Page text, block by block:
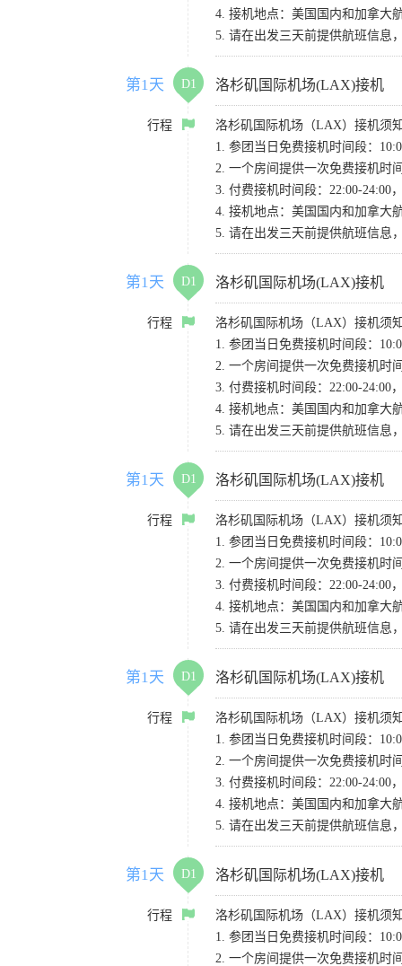
4. 接机地点：美国国内和加拿大
5. 请在出发三天前提供航班信息
第1天 D1 洛杉矶国际机场(LAX)接机
行程
洛杉矶国际机场（LAX）接机须
1. 参团当日免费接机时间段：
2. 一个房间提供一次免费接机时
3. 付费接机时间段：22:00-24:00
4. 接机地点：美国国内和加拿大
5. 请在出发三天前提供航班信息
第1天 D1 洛杉矶国际机场(LAX)接机
行程
洛杉矶国际机场（LAX）接机须
1. 参团当日免费接机时间段：
2. 一个房间提供一次免费接机时
3. 付费接机时间段：22:00-24:00
4. 接机地点：美国国内和加拿大
5. 请在出发三天前提供航班信息
第1天 D1 洛杉矶国际机场(LAX)接机
行程
洛杉矶国际机场（LAX）接机须
1. 参团当日免费接机时间段：
2. 一个房间提供一次免费接机时
3. 付费接机时间段：22:00-24:00
4. 接机地点：美国国内和加拿大
5. 请在出发三天前提供航班信息
第1天 D1 洛杉矶国际机场(LAX)接机
行程
洛杉矶国际机场（LAX）接机须
1. 参团当日免费接机时间段：
2. 一个房间提供一次免费接机时
3. 付费接机时间段：22:00-24:00
4. 接机地点：美国国内和加拿大
5. 请在出发三天前提供航班信息
第1天 D1 洛杉矶国际机场(LAX)接机
行程
洛杉矶国际机场（LAX）接机须
1. 参团当日免费接机时间段：
2. 一个房间提供一次免费接机时